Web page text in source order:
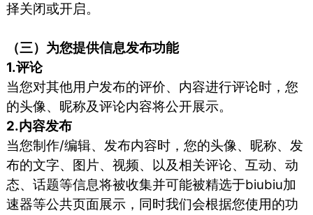
择关闭或开启。
（三）为您提供信息发布功能
1.评论
当您对其他用户发布的评价、内容进行评论时，您
的头像、昵称及评论内容将公开展示。
2.内容发布
当您制作/编辑、发布内容时，您的头像、昵称、发
布的文字、图片、视频、以及相关评论、互动、动
态、话题等信息将被收集并可能被精选于biubiu加
速器等公共页面展示，同时我们会根据您使用的功